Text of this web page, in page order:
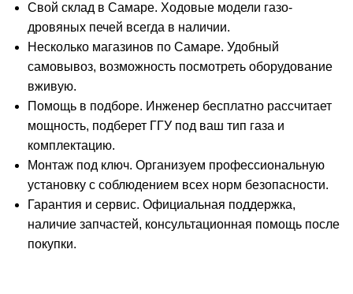
Свой склад в Самаре. Ходовые модели газо-
дровяных печей всегда в наличии.
Несколько магазинов по Самаре. Удобный
самовывоз, возможность посмотреть оборудование
вживую.
Помощь в подборе. Инженер бесплатно рассчитает
мощность, подберет ГГУ под ваш тип газа и
комплектацию.
Монтаж под ключ. Организуем профессиональную
установку с соблюдением всех норм безопасности.
Гарантия и сервис. Официальная поддержка,
наличие запчастей, консультационная помощь после
покупки.